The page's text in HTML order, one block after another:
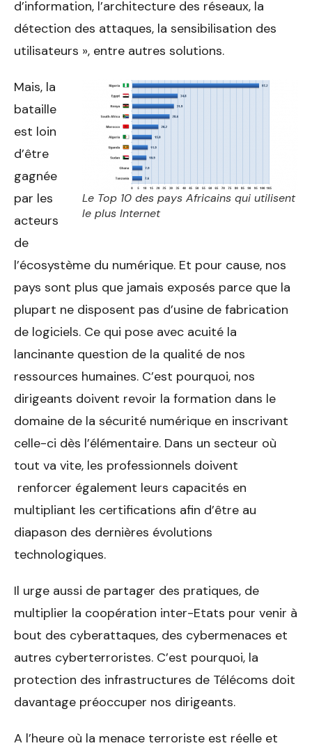
d’information, l’architecture des réseaux, la
détection des attaques, la sensibilisation des
utilisateurs », entre autres solutions.
Le Top 10 des pays Africains qui utilisent
le plus Internet
Mais, la
bataille
est loin
d’être
gagnée
par les
acteurs
de
l’écosystème du numérique. Et pour cause, nos
pays sont plus que jamais exposés parce que la
plupart ne disposent pas d’usine de fabrication
de logiciels. Ce qui pose avec acuité la
lancinante question de la qualité de nos
ressources humaines. C’est pourquoi, nos
dirigeants doivent revoir la formation dans le
domaine de la sécurité numérique en inscrivant
celle-ci dès l’élémentaire. Dans un secteur où
tout va vite, les professionnels doivent
renforcer également leurs capacités en
multipliant les certifications afin d’être au
diapason des dernières évolutions
technologiques.
Il urge aussi de partager des pratiques, de
multiplier la coopération inter-Etats pour venir à
bout des cyberattaques, des cybermenaces et
autres cyberterroristes. C’est pourquoi, la
protection des infrastructures de Télécoms doit
davantage préoccuper nos dirigeants.
A l’heure où la menace terroriste est réelle et